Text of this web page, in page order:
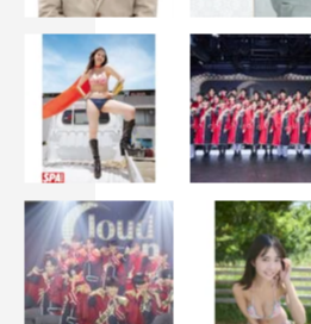
坂崎：2年生はデビューしちゃっ
い。
桜井：僕も（大学）2年生はほと
坂崎：桜井と高校のときに知り合
校）なんですけど。桜井は「明学
うから、「じゃあ僕も行く」って
日間違えて、行きたい学科は前の
（次の日に行ったら）席に誰か座